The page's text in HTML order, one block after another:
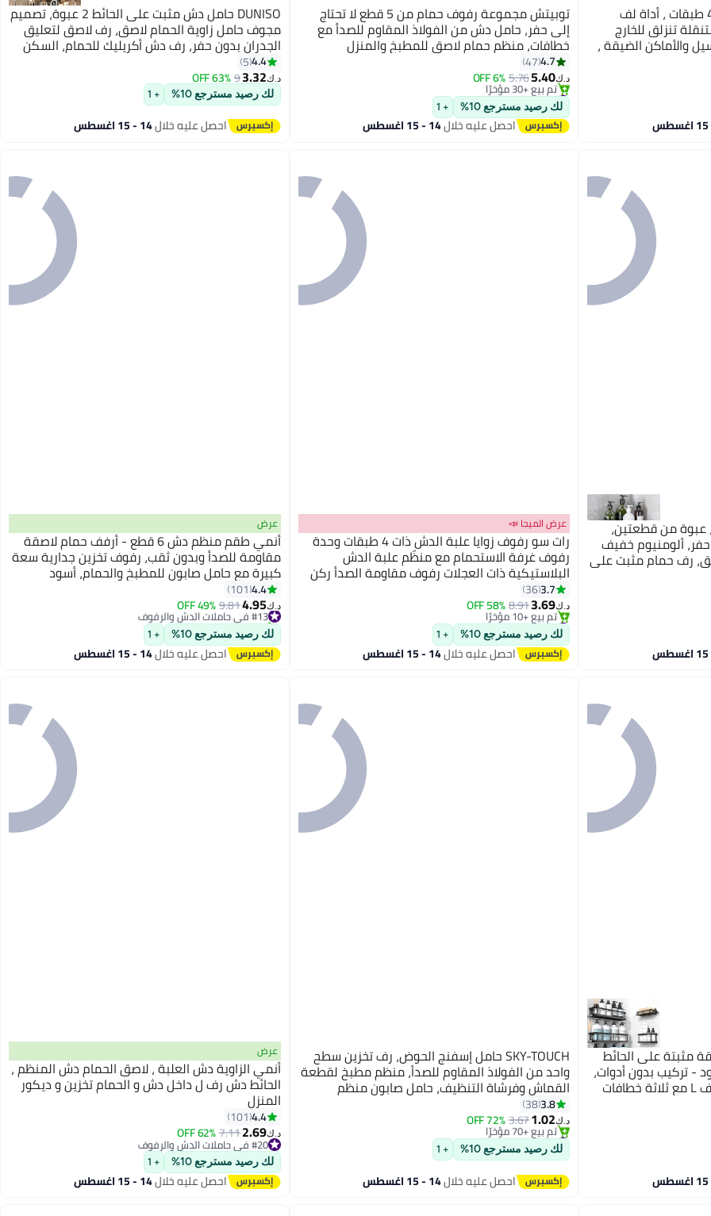
أنمي عربة تخزين رفيعة من 4 طبقات ، أداة لف
تنزلق للخارج
والأماكن الضيقة ،
توبيتش مجموعة رفوف حمام من 5 قطع لا تحتاج
إلى حفر، حامل دش من الفولاذ المقاوم للصدأ مع
خطافات، منظم حمام لاصق للمطبخ والمنزل
4.7
47
د.ك‏5.40
5.76
6% OFF
#4 في حاملات الدش والرفوف
أقل سعر في 30 يوم
تم بيع +30 مؤخرًا
#4 في حاملات الدش والرفوف
لك رصيد مسترجع 10% + 1
احصل عليه خلال14 - 15 اغسطس
DUNISO حامل دش مثبت على الحائط 2 عبوة، تصميم
مجوف حامل زاوية الحمام لاصق، رف لاصق لتعليق
الجدران بدون حفر، رف دش أكريليك للحمام، السكن
الجامعي، المرحاض، المطبخ
4.4
5
د.ك‏3.32
9
63% OFF
لك رصيد مسترجع 10% + 1
احصل عليه خلال14 - 15 اغسطس
عبوة من قطعتين،
ألومنيوم خفيف
رف حمام مثبت على
عرض الميجا 📣
رات سو رفوف زوايا علبة الدش ذات 4 طبقات وحدة
رفوف غرفة الاستحمام مع منظّم علبة الدش
البلاستيكية ذات العجلات رفوف مقاومة الصدأ ركن
عربة تخزين مفتوحة للحمام، المطبخ، الغسيل الأسود
3.7
36
د.ك‏3.69
8.91
58% OFF
#17 في حاملات الدش والرفوف
أقل سعر في 30 يوم
تم بيع +10 مؤخرًا
#17 في حاملات الدش والرفوف
لك رصيد مسترجع 10% + 1
احصل عليه خلال14 - 15 اغسطس
عرض
أنمي طقم منظم دش 6 قطع - أرفف حمام لاصقة
مقاومة للصدأ وبدون ثقب، رفوف تخزين جدارية سعة
كبيرة مع حامل صابون للمطبخ والحمام، أسود
مطفي
4.4
101
د.ك‏4.95
9.81
49% OFF #13 في حاملات الدش والرفوف
تم بيع +10 مؤخرًا
#13 في حاملات الدش والرفوف
لك رصيد مسترجع 10% + 1
احصل عليه خلال14 - 15 اغسطس
على الحائط
- تركيب بدون أدوات،
رف زاوية متين على شكل حرف L مع ثلاثة خطافات
ورفوف شبكية، منظم بسعة 40 رطلاً للمناشف
31 سم).
SKY-TOUCH حامل إسفنج الحوض، رف تخزين سطح
واحد من الفولاذ المقاوم للصدأ، منظم مطبخ لقطعة
القماش وفرشاة التنظيف، حامل صابون منظم
للاستحمام للحمام أو المطبخ
3.8
38
د.ك‏1.02
3.67
72% OFF
#11 في حاملات الدش والرفوف
أقل سعر في 7 يوم
تم بيع +70 مؤخرًا
#11 في حاملات الدش والرفوف
لك رصيد مسترجع 10% + 1
احصل عليه خلال14 - 15 اغسطس
عرض
أنمي الزاوية دش العلبة ، لاصق الحمام دش المنظم ،
الحائط دش رف ل داخل دش و الحمام تخزين و ديكور
المنزل
4.4
101
د.ك‏2.69
7.11
62% OFF
#20 في حاملات الدش والرفوف
#20 في حاملات الدش والرفوف
لك رصيد مسترجع 10% + 1
احصل عليه خلال14 - 15 اغسطس